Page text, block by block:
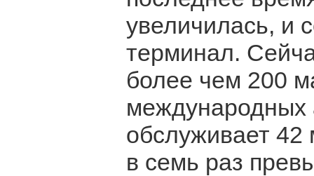
увеличилась, и
терминал.
более чем 200
международных
обслуживает 42
в семь раз